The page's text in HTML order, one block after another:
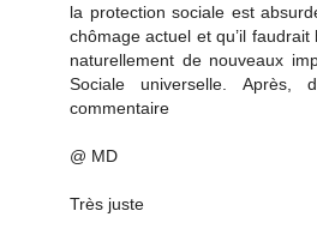
la protection sociale est
chômage actuel et qu’il
naturellement de nouveaux
Sociale universelle. Après,
commentaire
@ MD
Très juste